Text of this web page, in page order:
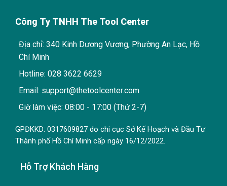
Công Ty TNHH The Tool Center
Địa chỉ: 340 Kinh Dương Vương, Phường An Lạc, Hồ
Chí Minh
Hotline: 028 3622 6629
Email: support@thetoolcenter.com
Giờ làm việc: 08:00 - 17:00 (Thứ 2-7)
GPĐKKD: 0317609827 do chi cục Sở Kế Hoạch và Đầu Tư
Thành phố Hồ Chí Minh cấp ngày 16/12/2022.
Hỗ Trợ Khách Hàng